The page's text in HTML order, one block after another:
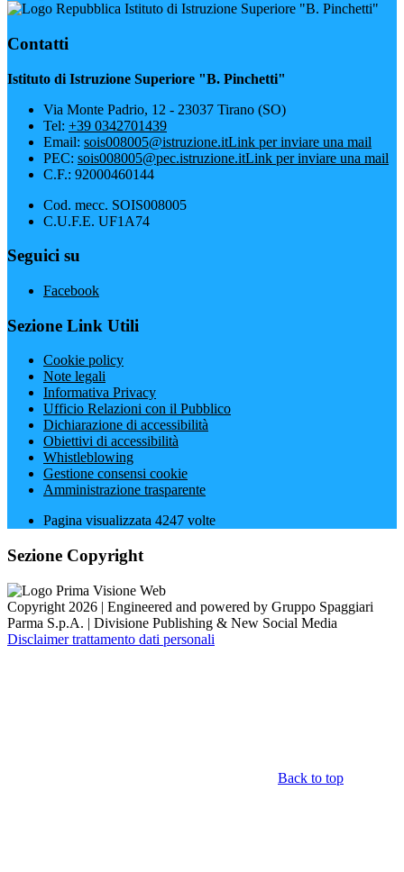
Istituto di Istruzione Superiore "B. Pinchetti"
Contatti
Istituto di Istruzione Superiore "B. Pinchetti"
Via Monte Padrio, 12 - 23037 Tirano (SO)
Tel: +39 0342701439
Email: sois008005@istruzione.itLink per inviare una mail
PEC: sois008005@pec.istruzione.itLink per inviare una mail
C.F.: 92000460144
Cod. mecc. SOIS008005
C.U.F.E. UF1A74
Seguici su
Facebook
Sezione Link Utili
Cookie policy
Note legali
Informativa Privacy
Ufficio Relazioni con il Pubblico
Dichiarazione di accessibilità
Obiettivi di accessibilità
Whistleblowing
Gestione consensi cookie
Amministrazione trasparente
Pagina visualizzata 4247 volte
Sezione Copyright
Copyright 2026 | Engineered and powered by Gruppo Spaggiari
Parma S.p.A. | Divisione Publishing & New Social Media
Disclaimer trattamento dati personali
Back to top